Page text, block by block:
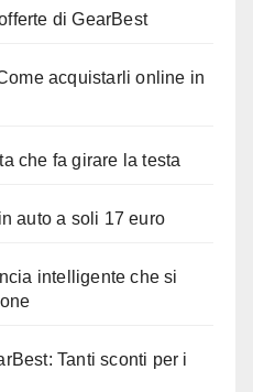
di GearBest
acquistarli online in
che fa girare la testa
auto a soli 17 euro
intelligente che si
Tanti sconti per i